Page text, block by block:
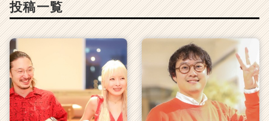
投稿一覧